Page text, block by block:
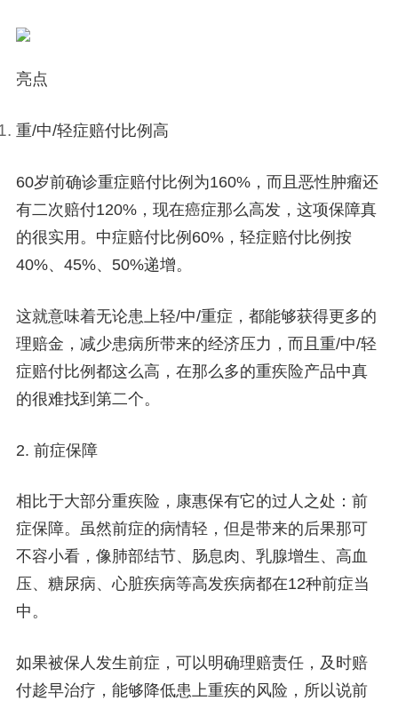
亮点
重/中/轻症赔付比例高
60岁前确诊重症赔付比例为160%，而且恶性肿瘤还
有二次赔付120%，现在癌症那么高发，这项保障真
的很实用。中症赔付比例60%，轻症赔付比例按
40%、45%、50%递增。
这就意味着无论患上轻/中/重症，都能够获得更多的
理赔金，减少患病所带来的经济压力，而且重/中/轻
症赔付比例都这么高，在那么多的重疾险产品中真
的很难找到第二个。
2. 前症保障
相比于大部分重疾险，康惠保有它的过人之处：前
症保障。虽然前症的病情轻，但是带来的后果那可
不容小看，像肺部结节、肠息肉、乳腺增生、高血
压、糖尿病、心脏疾病等高发疾病都在12种前症当
中。
如果被保人发生前症，可以明确理赔责任，及时赔
付趁早治疗，能够降低患上重疾的风险，所以说前